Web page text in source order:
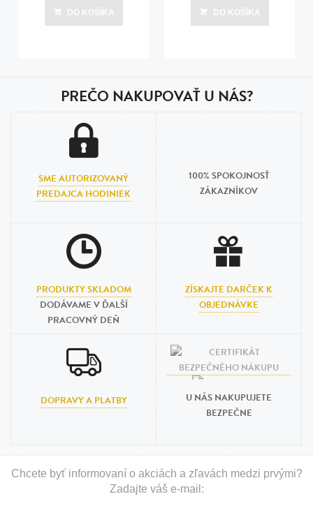
dní
Posledná aktualizácia dnes o 05:01
DO KOŠÍKA
dní
Posledná aktualizácia dnes o 05:01
DO KOŠÍKA
PREČO NAKUPOVAŤ U NÁS?
SME AUTORIZOVANÝ
PREDAJCA HODINIEK
100% SPOKOJNOSŤ
ZÁKAZNÍKOV
PRODUKTY SKLADOM
DODÁVAME V ĎALŠÍ
PRACOVNÝ DEŇ
ZÍSKAJTE DARČEK K
OBJEDNÁVKE
DOPRAVY A PLATBY
U NÁS NAKUPUJETE
BEZPEČNE
Chcete byť informovaní o akciách a zľavách medzi prvými?
Zadajte váš e-mail: